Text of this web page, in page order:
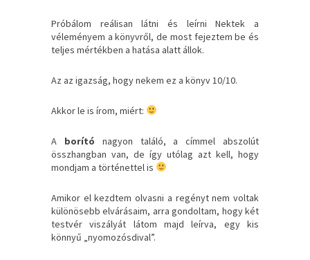
Próbálom reálisan látni és leírni Nektek a
véleményem a könyvről, de most fejeztem be és
teljes mértékben a hatása alatt állok.
Az az igazság, hogy nekem ez a könyv 10/10.
Akkor le is írom, miért:
A borító nagyon találó, a címmel abszolút
összhangban van, de így utólag azt kell, hogy
mondjam a történettel is
Amikor el kezdtem olvasni a regényt nem voltak
különösebb elvárásaim, arra gondoltam, hogy két
testvér viszályát látom majd leírva, egy kis
könnyű „nyomozósdival”.